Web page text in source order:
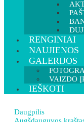
RENGINIAI
NAUJIENOS
GALERIJOS
VAIZDO
IEŠKOTI
Daugpilis